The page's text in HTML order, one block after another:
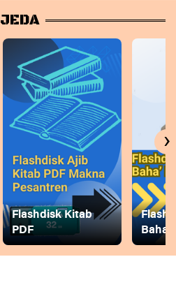
JEDA
Flashdisk Kitab
PDF
Baha
›